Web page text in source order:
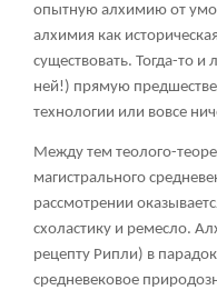
опытную алхимию от
алхимия как
существовать. Тогда-то и
ней!) прямую
технологии или вовсе
Между тем теолого-
магистрального
рассмотрении
схоластику и ремесло.
рецепту Рипли) в
средневековое